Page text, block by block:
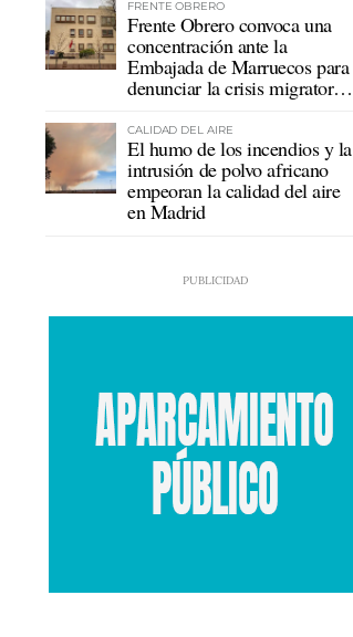
FRENTE OBRERO
Frente Obrero convoca una
concentración ante la
Embajada de Marruecos para
denunciar la crisis migratoria
CALIDAD DEL AIRE
El humo de los incendios y la
intrusión de polvo africano
empeoran la calidad del aire
en Madrid